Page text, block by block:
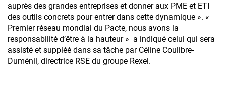
auprès des grandes entreprises et donner aux PME et ETI
des outils concrets pour entrer dans cette dynamique ». «
Premier réseau mondial du Pacte, nous avons la
responsabilité d’être à la hauteur » a indiqué celui qui sera
assisté et suppléé dans sa tâche par Céline Coulibre-
Duménil, directrice RSE du groupe Rexel.